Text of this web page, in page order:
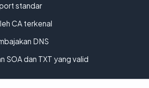
standar
CA terkenal
DNS
SOA dan TXT yang valid